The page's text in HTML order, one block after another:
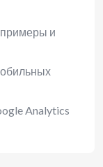
и
Analytics